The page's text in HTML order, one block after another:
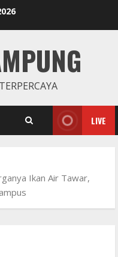
LIVE
Ikan Air Tawar,